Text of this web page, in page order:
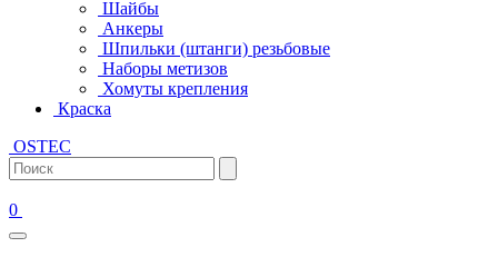
Шайбы
Анкеры
Шпильки (штанги) резьбовые
Наборы метизов
Хомуты крепления
Краска
OSTEC
0